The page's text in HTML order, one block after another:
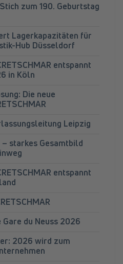
zum 190. Geburtstag
Lagerkapazitäten für
Hub Düsseldorf
entspannt
in Köln
Die neue
Leipzig
starkes Gesamtbild
entspannt
du Neuss 2026
2026 wird zum